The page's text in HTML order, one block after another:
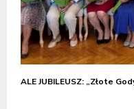
ALE JUBILEUSZ: „Złote